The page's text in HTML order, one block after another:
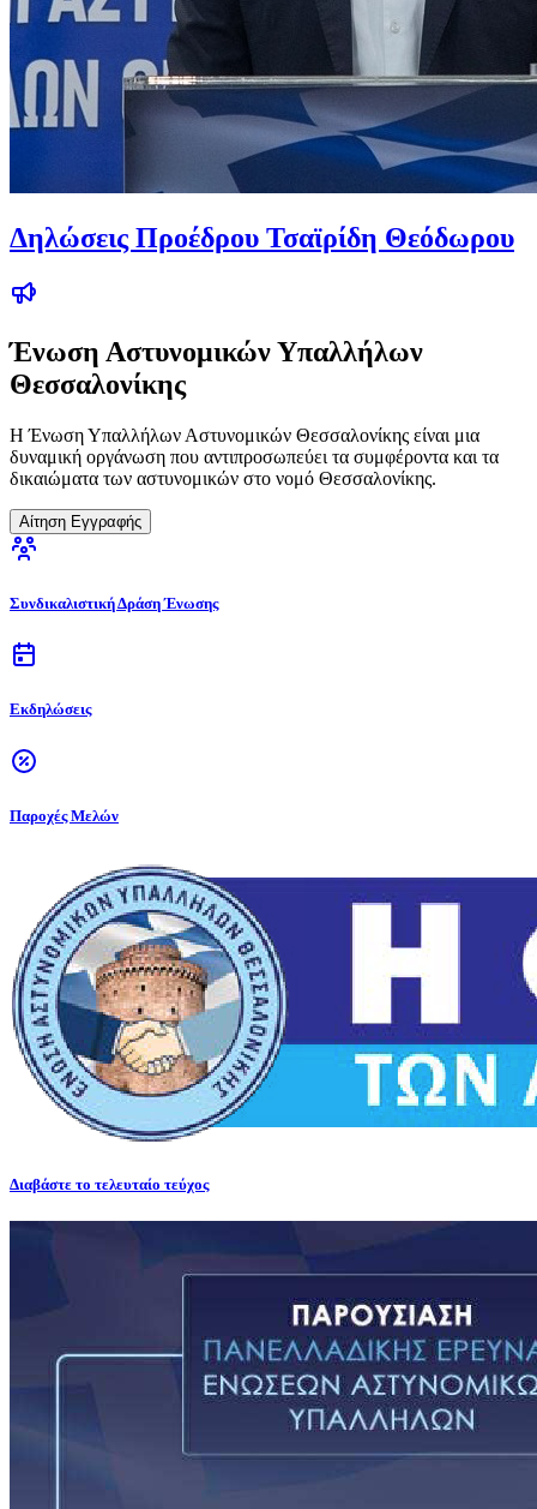
Δηλώσεις Προέδρου Τσαϊρίδη Θεόδωρου
Ένωση Αστυνομικών Υπαλλήλων
Θεσσαλονίκης
Η Ένωση Υπαλλήλων Αστυνομικών Θεσσαλονίκης είναι μια
δυναμική οργάνωση που αντιπροσωπεύει τα συμφέροντα και τα
δικαιώματα των αστυνομικών στο νομό Θεσσαλονίκης.
Αίτηση Εγγραφής
Συνδικαλιστική Δράση Ένωσης
Εκδηλώσεις
Παροχές Μελών
Διαβάστε το τελευταίο τεύχος